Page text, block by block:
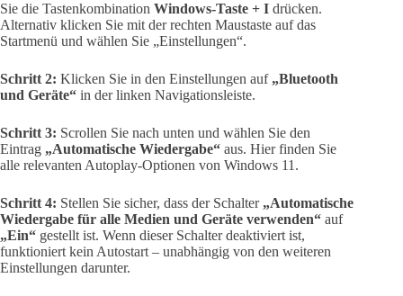
Sie die Tastenkombination Windows-Taste + I drücken.
Alternativ klicken Sie mit der rechten Maustaste auf das
Startmenü und wählen Sie „Einstellungen“.
Schritt 2: Klicken Sie in den Einstellungen auf „Bluetooth
und Geräte“ in der linken Navigationsleiste.
Schritt 3: Scrollen Sie nach unten und wählen Sie den
Eintrag „Automatische Wiedergabe“ aus. Hier finden Sie
alle relevanten Autoplay-Optionen von Windows 11.
Schritt 4: Stellen Sie sicher, dass der Schalter „Automatische
Wiedergabe für alle Medien und Geräte verwenden“ auf
„Ein“ gestellt ist. Wenn dieser Schalter deaktiviert ist,
funktioniert kein Autostart – unabhängig von den weiteren
Einstellungen darunter.